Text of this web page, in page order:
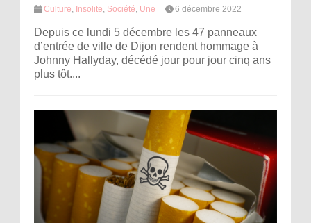
Culture Insolite Société Une 6 décembre 2022
Depuis ce lundi 5 décembre les 47 panneaux
d’entrée de ville de Dijon rendent hommage à
Johnny Hallyday, décédé jour pour jour cinq ans
plus tôt....